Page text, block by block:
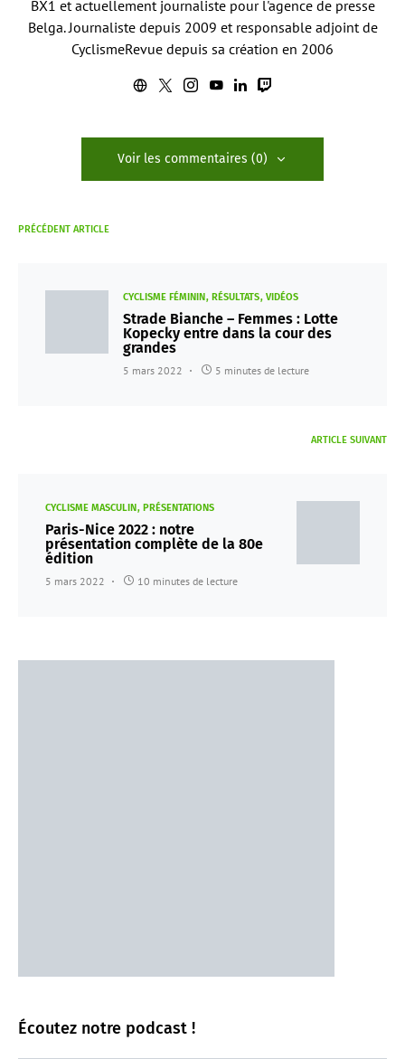
BX1 et actuellement journaliste pour l'agence de presse
Belga. Journaliste depuis 2009 et responsable adjoint de
CyclismeRevue depuis sa création en 2006
Voir les commentaires (0)
PRÉCÉDENT ARTICLE
CYCLISME FÉMININ RÉSULTATS VIDÉOS
Strade Bianche – Femmes : Lotte
Kopecky entre dans la cour des
grandes
5 mars 2022 5 minutes de lecture
ARTICLE SUIVANT
CYCLISME MASCULIN PRÉSENTATIONS
Paris-Nice 2022 : notre
présentation complète de la 80e
édition
5 mars 2022 10 minutes de lecture
Écoutez notre podcast !